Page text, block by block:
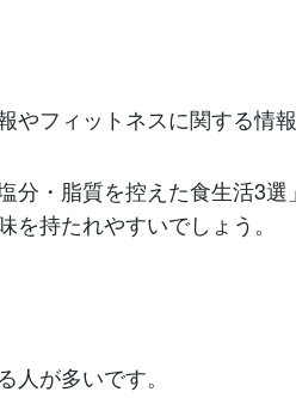
やフィットネスに関する情
分・脂質を控えた食生活3選
持たれやすいでしょう。
が多いです。